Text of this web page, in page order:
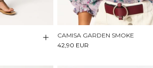
CAMISA GARDEN SMOKE
42,90 EUR